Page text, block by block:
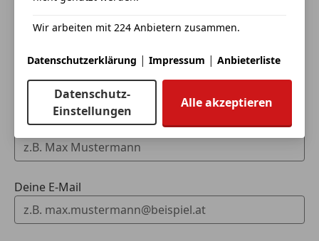
Ich möchte mein Auto in Zahlung geben
Fahrzeugdaten hinzufügen
Dein Name
Deine E-Mail
Wir arbeiten mit 224 Anbietern zusammen.
Datenschutzerklärung | Impressum | Anbieterliste
Datenschutz-
Einstellungen
Alle akzeptieren